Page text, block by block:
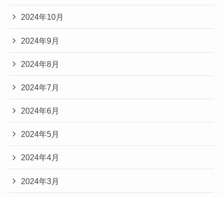
2024年10月
2024年9月
2024年8月
2024年7月
2024年6月
2024年5月
2024年4月
2024年3月